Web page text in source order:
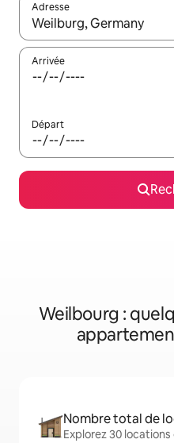
Adresse
Lorsque les résultats
Arrivée
Départ
Weilbourg :
Nombre total de
Explorez 30